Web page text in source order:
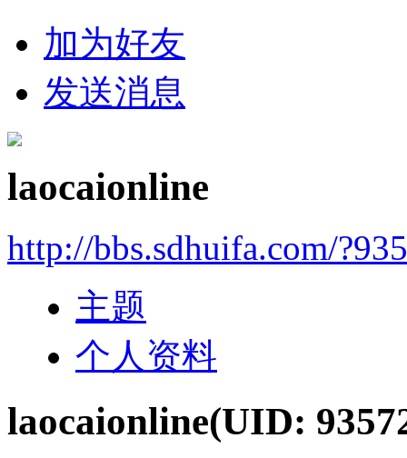
加为好友
发送消息
laocaionline
http://bbs.sdhuifa.com/
主题
个人资料
laocaionline(UID: